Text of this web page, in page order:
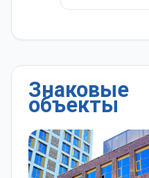
Знаковые
объекты